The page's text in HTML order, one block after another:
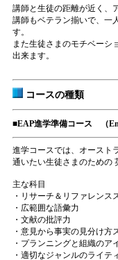
講師と生徒の距離が近く、
講師もベテラン揃いで、一
す。
また生徒さまのモチベーシ
出来ます。
コースの種類
■EAP進学準備コース （
進学コースでは、オースト
通いたい生徒さまのための
主な科目
・リサーチ＆リファレンス
・広範囲な語彙力
・文献の批評力
・意見から事実の見分け方
・プランニングと組織のア
・適切なジャンルのライテ